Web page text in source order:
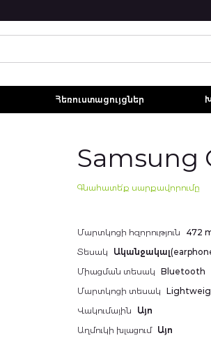
Հեռուստացույցներ
Samsung
Գնահատե՛ք սարքավորումը
Additional
information
Մարտկոցի հզորություն
472
Տեսակ
Միացման տեսակ Bluetooth
Մարտկոցի տեսակ
Վակումային
Այո
Աղմուկի խլացում Այո